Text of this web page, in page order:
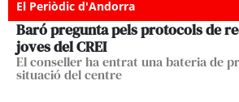
El Periòdic d'Andorra
Baró pregunta pels protocols de
joves del CREI
El conseller ha entrat una bateria de
situació del centre